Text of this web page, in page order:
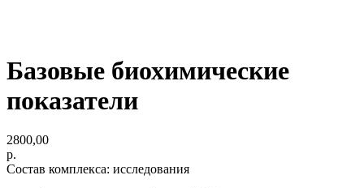
Базовые биохимические
показатели
2800,00
р.
Состав комплекса: исследования